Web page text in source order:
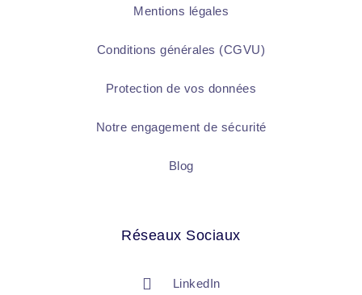
Mentions légales
Conditions générales (CGVU)
Protection de vos données
Notre engagement de sécurité
Blog
Réseaux Sociaux
LinkedIn